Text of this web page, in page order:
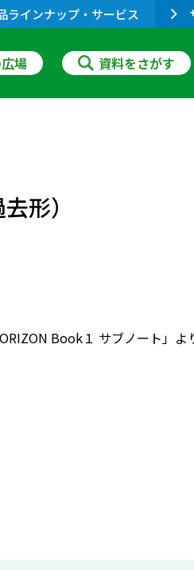
ラインナップ・サービス
場 資料をさがす
形）
Book１ サブノート」